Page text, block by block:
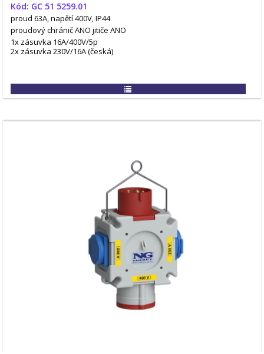
Kód: GC 51 5259.01
proud 63A, napětí 400V, IP44
proudový chránič ANO jitiče ANO
1x zásuvka 16A/400V/5p
2x zásuvka 230V/16A (česká)